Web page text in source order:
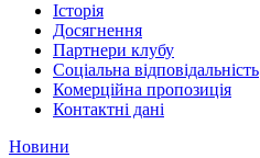
Історія
Досягнення
Партнери клубу
Соціальна відповідальність
Комерційна пропозиція
Контактні дані
Новини